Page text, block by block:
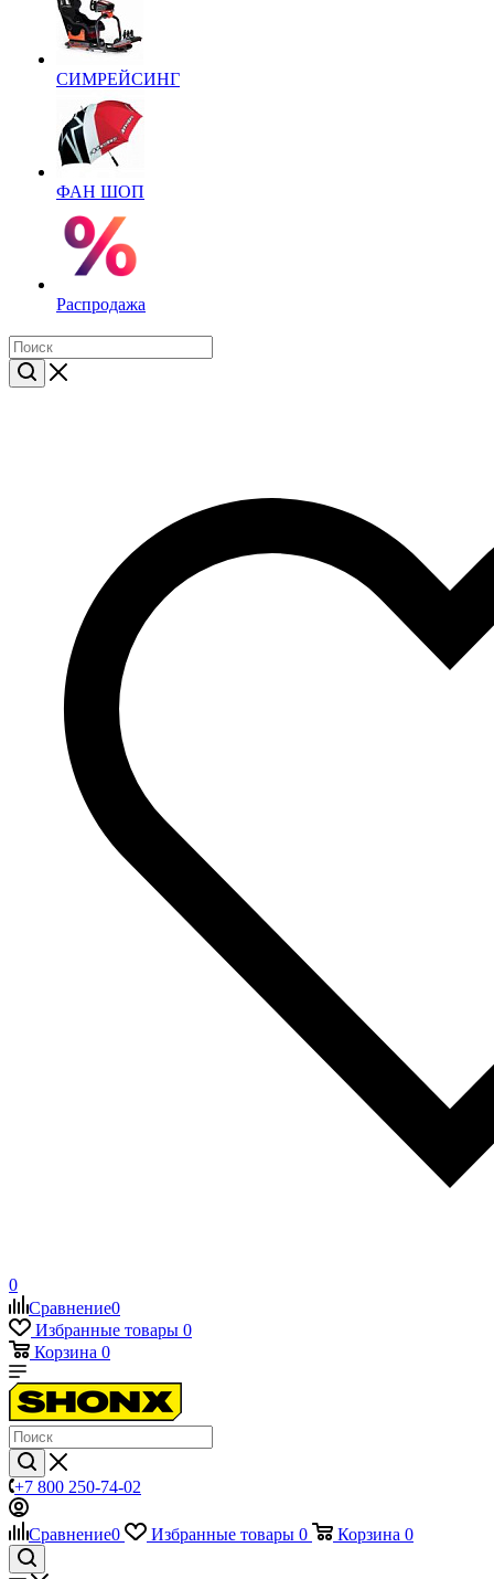
СИМРЕЙСИНГ
ФАН ШОП
Распродажа
0
Сравнение0
Избранные товары 0
Корзина 0
+7 800 250-74-02
Сравнение0 Избранные товары 0 Корзина 0